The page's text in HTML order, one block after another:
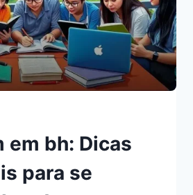
em bh: Dicas
para se